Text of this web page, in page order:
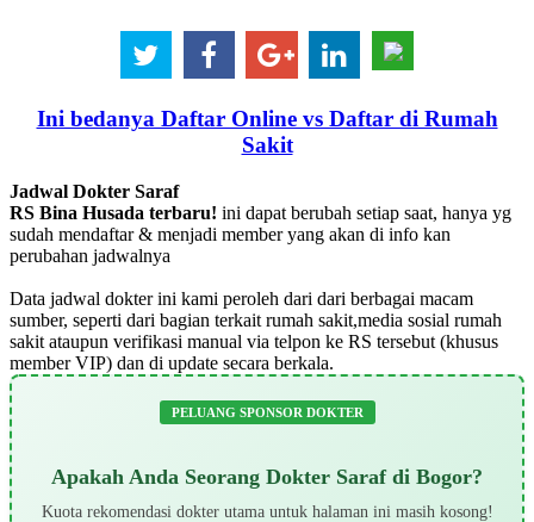
Ini bedanya Daftar Online vs Daftar di Rumah
Sakit
Jadwal Dokter Saraf
RS Bina Husada terbaru! ini dapat berubah setiap saat, hanya yg
sudah mendaftar & menjadi member yang akan di info kan
perubahan jadwalnya
Data jadwal dokter ini kami peroleh dari dari berbagai macam
sumber, seperti dari bagian terkait rumah sakit,media sosial rumah
sakit ataupun verifikasi manual via telpon ke RS tersebut (khusus
member VIP) dan di update secara berkala.
PELUANG SPONSOR DOKTER
Apakah Anda Seorang Dokter Saraf di Bogor?
Kuota rekomendasi dokter utama untuk halaman ini masih kosong!